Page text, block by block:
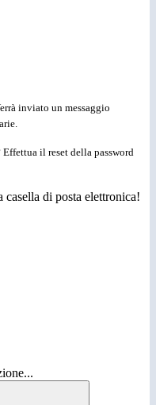
inviato un messaggio
il reset della password
di posta elettronica!